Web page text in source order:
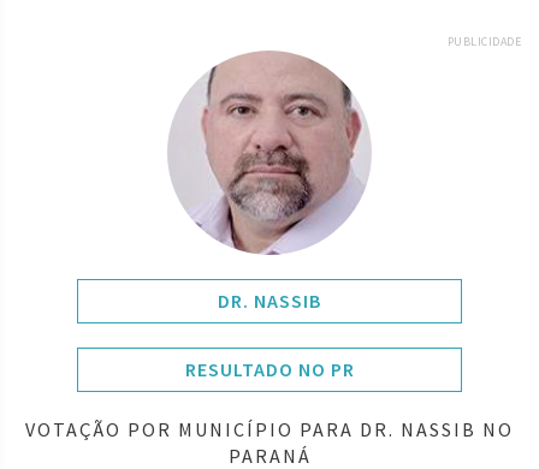
PUBLICIDADE
DR. NASSIB
RESULTADO NO PR
VOTAÇÃO POR MUNICÍPIO PARA DR. NASSIB NO
PARANÁ